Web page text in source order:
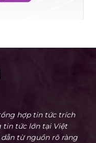
hợp tin tức trích
tin tức lớn tại Việt
từ nguồn rõ ràng